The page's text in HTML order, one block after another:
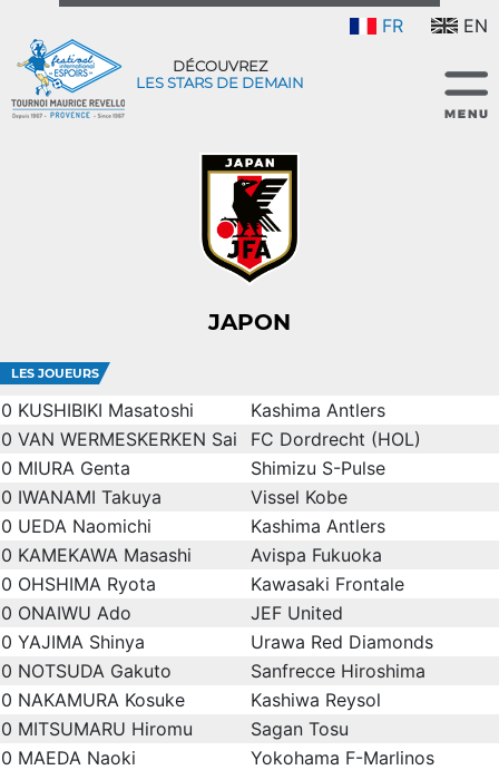
FR EN
DÉCOUVREZ
LES STARS DE DEMAIN
JAPON
LES JOUEURS
0 KUSHIBIKI Masatoshi
Kashima Antlers
0 VAN WERMESKERKEN Sai
FC Dordrecht (HOL)
0 MIURA Genta
Shimizu S-Pulse
0 IWANAMI Takuya
Vissel Kobe
0 UEDA Naomichi
Kashima Antlers
0 KAMEKAWA Masashi
Avispa Fukuoka
0 OHSHIMA Ryota
Kawasaki Frontale
0 ONAIWU Ado
JEF United
0 YAJIMA Shinya
Urawa Red Diamonds
0 NOTSUDA Gakuto
Sanfrecce Hiroshima
0 NAKAMURA Kosuke
Kashiwa Reysol
0 MITSUMARU Hiromu
Sagan Tosu
0 MAEDA Naoki
Yokohama F-Marlinos